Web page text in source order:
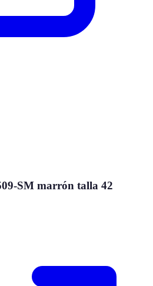
SM marrón talla 42